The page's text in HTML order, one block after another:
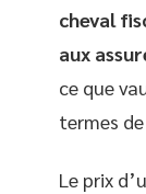
cheval
aux
ce que
termes
Le prix